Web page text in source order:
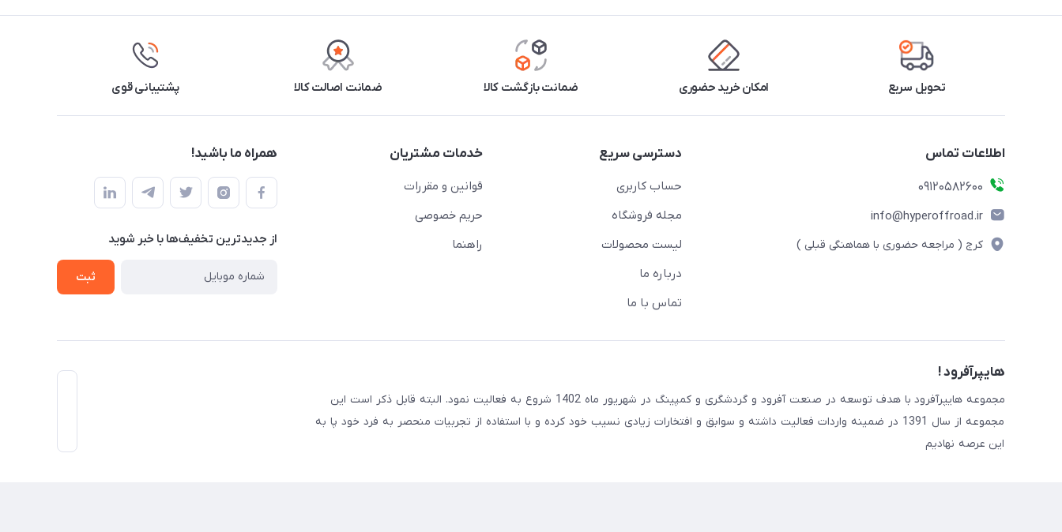
تحویل سریع امکان خرید حضوری ضمانت بازگشت کالا ضمانت اصالت کالا پشتیبانی قوی
اطلاعات تماس
09120582600
info@hyperoffroad.ir
کرج ( مراجعه حضوری با هماهنگی قبلی )
دسترسی سریع
حساب کاربری
مجله فروشگاه
لیست محصولات
درباره ما
تماس با ما
خدمات مشتریان
قوانین و مقررات
حریم خصوصی
راهنما
همراه ما باشید!
از جدید‌ترین تخفیف‌ها با‌ خبر شوید
ثبت
هایپرآفرود !
مجموعه هایپرآفرود با هدف توسعه در صنعت آفرود و گردشگری و کمپینگ در شهریور ماه 1402 شروع به فعالیت نمود. البته قابل ذکر است این
مجموعه از سال 1391 در ضمینه واردات فعالیت داشته و سوابق و افتخارات زیادی نسیب خود کرده و با استفاده از تجربیات منحصر به فرد خود پا به
این عرصه نهادیم